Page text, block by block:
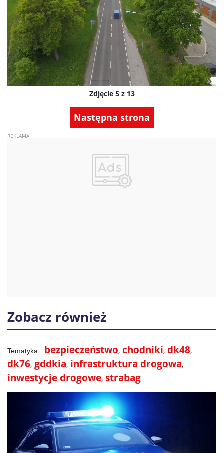
Zdjęcie 5 z 13
Następna strona
Zobacz również
bezpieczeństwo chodniki dk48
dk76 gddkia infrastruktura drogowa
inwestycje drogowe strabag